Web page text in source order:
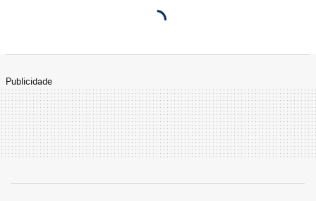
Publicidade